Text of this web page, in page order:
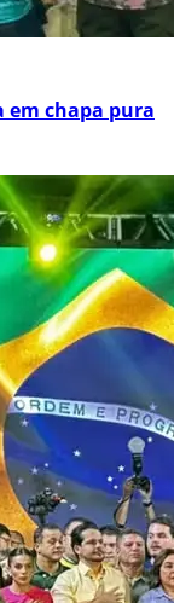
em chapa pura